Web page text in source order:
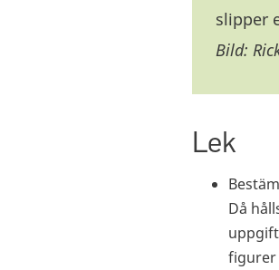
slipper
Bild:
Lek
Då
figurer